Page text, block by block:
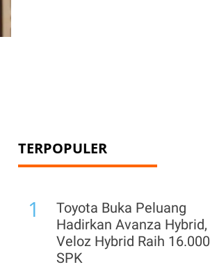
TERPOPULER
1
Toyota Buka Peluang
Hadirkan Avanza Hybrid,
Veloz Hybrid Raih 16.000
SPK